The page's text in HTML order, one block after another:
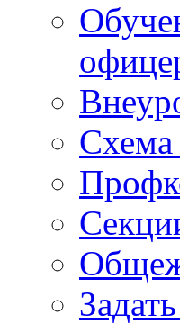
Схема